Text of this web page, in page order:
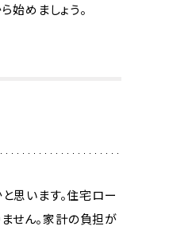
始めましょう。
思います。住宅ロー
せん。家計の負担が